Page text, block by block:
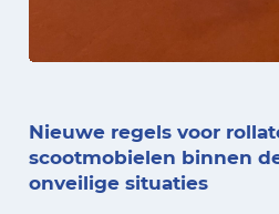
Nieuwe regels voor
scootmobielen binnen
onveilige situaties